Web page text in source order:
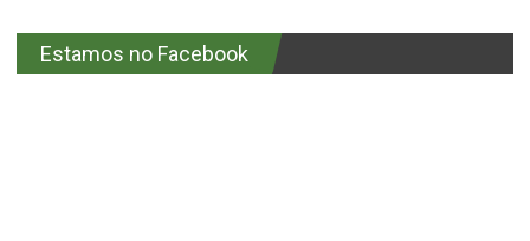
Estamos no Facebook